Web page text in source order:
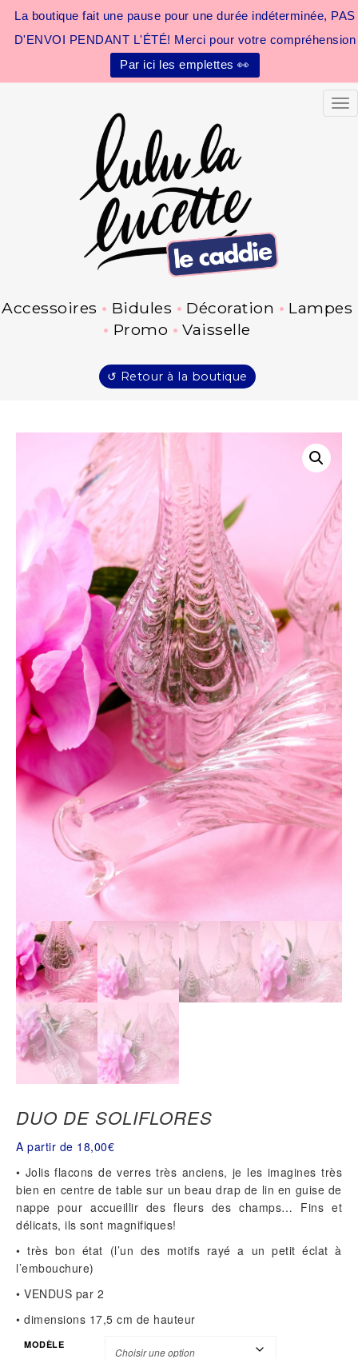
La boutique fait une pause pour une durée indéterminée, PAS
D'ENVOI PENDANT L'ÉTÉ! Merci pour votre compréhension
Par ici les emplettes 👀
Accessoires Bidules Décoration
Lampes
Promo
Vaisselle
↺ Retour à la boutique
DUO DE SOLIFLORES
A partir de 18,00€
• Jolis flacons de verres très anciens, je les imagines très
bien en centre de table sur un beau drap de lin en guise de
nappe pour accueillir des fleurs des champs… Fins et
délicats, ils sont magnifiques!
• très bon état (l’un des motifs rayé a un petit éclat à
l’embouchure)
• VENDUS par 2
• dimensions 17,5 cm de hauteur
MODÈLE